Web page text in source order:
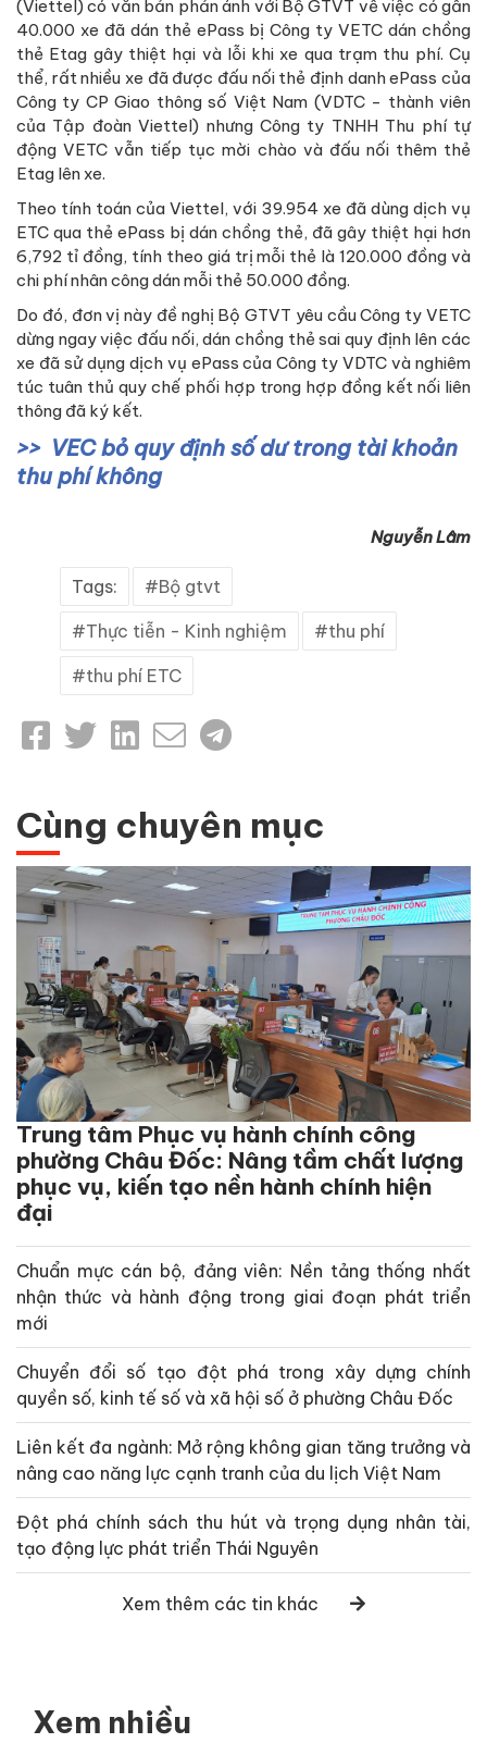
(Viettel) có văn bản phản ánh với Bộ GTVT về việc có gần
40.000 xe đã dán thẻ ePass bị Công ty VETC dán chồng
thẻ Etag gây thiệt hại và lỗi khi xe qua trạm thu phí. Cụ
thể, rất nhiều xe đã được đấu nối thẻ định danh ePass của
Công ty CP Giao thông số Việt Nam (VDTC - thành viên
của Tập đoàn Viettel) nhưng Công ty TNHH Thu phí tự
động VETC vẫn tiếp tục mời chào và đấu nối thêm thẻ
Etag lên xe.
Theo tính toán của Viettel, với 39.954 xe đã dùng dịch vụ
ETC qua thẻ ePass bị dán chồng thẻ, đã gây thiệt hại hơn
6,792 tỉ đồng, tính theo giá trị mỗi thẻ là 120.000 đồng và
chi phí nhân công dán mỗi thẻ 50.000 đồng.
Do đó, đơn vị này đề nghị Bộ GTVT yêu cầu Công ty VETC
dừng ngay việc đấu nối, dán chồng thẻ sai quy định lên các
xe đã sử dụng dịch vụ ePass của Công ty VDTC và nghiêm
túc tuân thủ quy chế phối hợp trong hợp đồng kết nối liên
thông đã ký kết.
VEC bỏ quy định số dư trong tài khoản
thu phí không
Nguyễn Lâm
Tags: Bộ gtvt
Thực tiễn - Kinh nghiệm thu phí
thu phí ETC
Cùng chuyên mục
Trung tâm Phục vụ hành chính công
phường Châu Đốc: Nâng tầm chất lượng
phục vụ, kiến tạo nền hành chính hiện
đại
Chuẩn mực cán bộ, đảng viên: Nền tảng thống nhất
nhận thức và hành động trong giai đoạn phát triển
mới
Chuyển đổi số tạo đột phá trong xây dựng chính
quyền số, kinh tế số và xã hội số ở phường Châu Đốc
Liên kết đa ngành: Mở rộng không gian tăng trưởng và
nâng cao năng lực cạnh tranh của du lịch Việt Nam
Đột phá chính sách thu hút và trọng dụng nhân tài,
tạo động lực phát triển Thái Nguyên
Xem thêm các tin khác
Xem nhiều